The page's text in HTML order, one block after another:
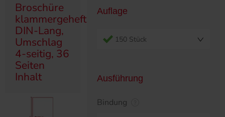
Broschüre
klammergeheftet,
DIN-Lang,
Umschlag
4-seitig, 36
Seiten
Inhalt
Auflage
150 Stück
Ausführung
Bindung